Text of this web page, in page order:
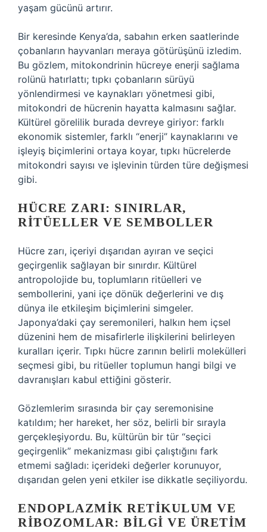
yaşam gücünü artırır.
Bir keresinde Kenya’da, sabahın erken saatlerinde
çobanların hayvanları meraya götürüşünü izledim.
Bu gözlem, mitokondrinin hücreye enerji sağlama
rolünü hatırlattı; tıpkı çobanların sürüyü
yönlendirmesi ve kaynakları yönetmesi gibi,
mitokondri de hücrenin hayatta kalmasını sağlar.
Kültürel görelilik burada devreye giriyor: farklı
ekonomik sistemler, farklı “enerji” kaynaklarını ve
işleyiş biçimlerini ortaya koyar, tıpkı hücrelerde
mitokondri sayısı ve işlevinin türden türe değişmesi
gibi.
HÜCRE ZARI: SINIRLAR,
RITÜELLER VE SEMBOLLER
Hücre zarı, içeriyi dışarıdan ayıran ve seçici
geçirgenlik sağlayan bir sınırdır. Kültürel
antropolojide bu, toplumların ritüelleri ve
sembollerini, yani içe dönük değerlerini ve dış
dünya ile etkileşim biçimlerini simgeler.
Japonya’daki çay seremonileri, halkın hem içsel
düzenini hem de misafirlerle ilişkilerini belirleyen
kuralları içerir. Tıpkı hücre zarının belirli molekülleri
seçmesi gibi, bu ritüeller toplumun hangi bilgi ve
davranışları kabul ettiğini gösterir.
Gözlemlerim sırasında bir çay seremonisine
katıldım; her hareket, her söz, belirli bir sırayla
gerçekleşiyordu. Bu, kültürün bir tür “seçici
geçirgenlik” mekanizması gibi çalıştığını fark
etmemi sağladı: içerideki değerler korunuyor,
dışarıdan gelen yeni etkiler ise dikkatle seçiliyordu.
ENDOPLAZMIK RETIKULUM VE
RIBOZOMLAR: BILGI VE ÜRETIM